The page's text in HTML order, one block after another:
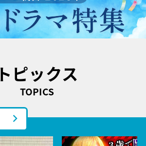
トピックス
TOPICS